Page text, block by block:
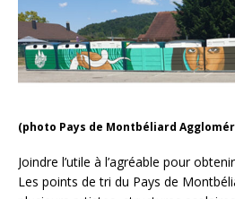
(photo Pays de Montbéliard
Joindre l’utile à l’agréable pour
Les points de tri du Pays de